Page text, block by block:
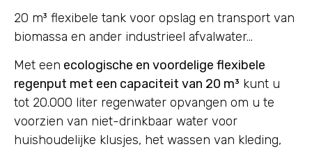
20 m³ flexibele tank voor opslag en transport van
biomassa en ander industrieel afvalwater…
Met een ecologische en voordelige flexibele
regenput met een capaciteit van 20 m³ kunt u
tot 20.000 liter regenwater opvangen om u te
voorzien van niet-drinkbaar water voor
huishoudelijke klusjes, het wassen van kleding,